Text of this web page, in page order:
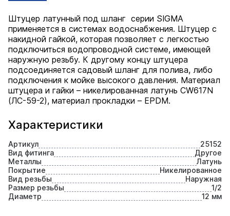
Характеристики
Артикул
25152
Вид фитинга
Другое
Металлы
Латунь
Покрытие
Никелированное
Вид резьбы
Наружная
Размер резьбы
1/2
Диаметр
12 мм
Штуцер латунный под шланг серии SIGMA
применяется в системах водоснабжения. Штуцер с
накидной гайкой, которая позволяет с легкостью
подключиться водопроводной системе, имеющей
наружную резьбу. К другому концу штуцера
подсоединяется садовый шланг для полива, либо
подключения к мойке высокого давления. Материал
штуцера и гайки – никелированная латунь CW617N
(ЛС-59-2), материал прокладки – EPDM.